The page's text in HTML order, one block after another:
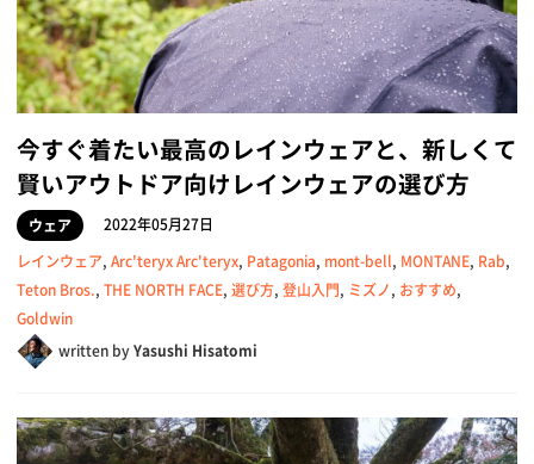
今すぐ着たい最高のレインウェアと、新しくて
賢いアウトドア向けレインウェアの選び方
ウェア
2022年05月27日
レインウェア, Arc'teryx Arc'teryx, Patagonia, mont-bell, MONTANE, Rab,
Teton Bros., THE NORTH FACE, 選び方, 登山入門, ミズノ, おすすめ,
Goldwin
written byYasushi Hisatomi